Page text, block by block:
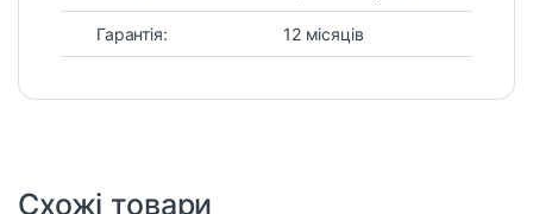
Гарантія: 12 місяців
Схожі товари